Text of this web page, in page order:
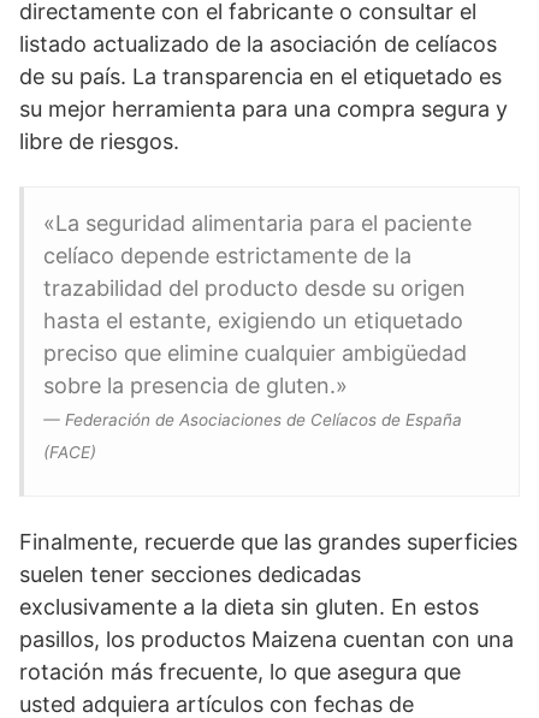
directamente con el fabricante o consultar el
listado actualizado de la asociación de celíacos
de su país. La transparencia en el etiquetado es
su mejor herramienta para una compra segura y
libre de riesgos.
«La seguridad alimentaria para el paciente
celíaco depende estrictamente de la
trazabilidad del producto desde su origen
hasta el estante, exigiendo un etiquetado
preciso que elimine cualquier ambigüedad
sobre la presencia de gluten.»
— Federación de Asociaciones de Celíacos de España
(FACE)
Finalmente, recuerde que las grandes superficies
suelen tener secciones dedicadas
exclusivamente a la dieta sin gluten. En estos
pasillos, los productos Maizena cuentan con una
rotación más frecuente, lo que asegura que
usted adquiera artículos con fechas de